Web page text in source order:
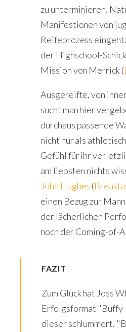
zu unterminieren.
Manifestionen von
Reifeprozess
der Highschool-
Mission von Merrick (
Ausgereifte, von
sucht man hier
durchaus passende
nicht nur als
Gefühl für ihr
am liebsten nichts
John Hughes (
einen Bezug zur
der lächerlichen
noch der Coming-of-
FAZIT
Zum Glück hat Joss
Erfolgsformat "Buffy
dieser schlummert.